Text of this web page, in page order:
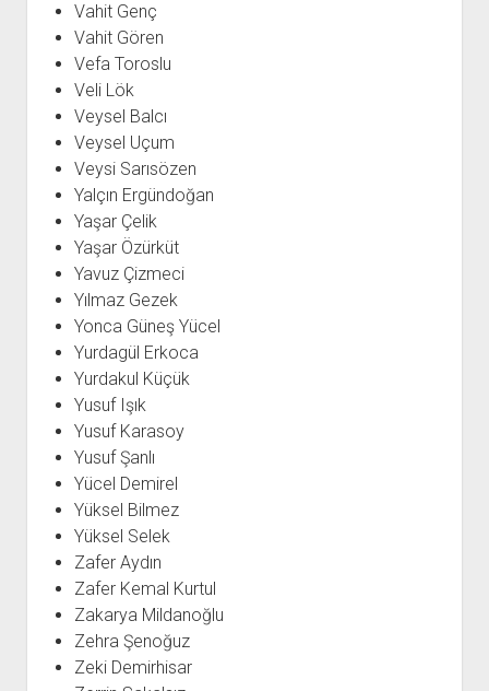
Vahit Genç
Vahit Gören
Vefa Toroslu
Veli Lök
Veysel Balcı
Veysel Uçum
Veysi Sarısözen
Yalçın Ergündoğan
Yaşar Çelik
Yaşar Özürküt
Yavuz Çizmeci
Yılmaz Gezek
Yonca Güneş Yücel
Yurdagül Erkoca
Yurdakul Küçük
Yusuf Işık
Yusuf Karasoy
Yusuf Şanlı
Yücel Demirel
Yüksel Bilmez
Yüksel Selek
Zafer Aydın
Zafer Kemal Kurtul
Zakarya Mildanoğlu
Zehra Şenoğuz
Zeki Demirhisar